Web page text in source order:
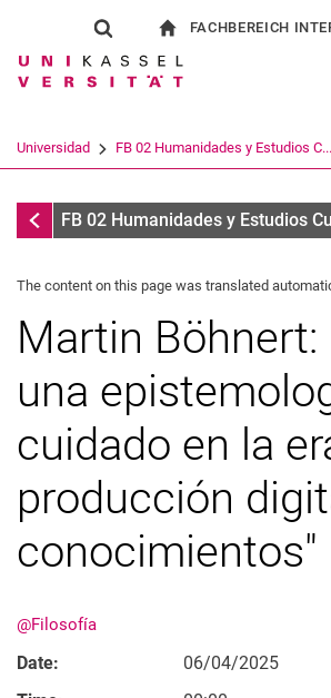
Jump
Jump
Jump
Show search form
Search term
Search (opens
FACHBEREICH
Universidad FB 02 Humanidades y Estudios C...
InfotekFB 02 Humanidades y Estudios
The content on this page was translated
Martin Böhnert:
una
cuidado en la
producción
conocimientos"
@Filosofía
Date:
06/04/2025